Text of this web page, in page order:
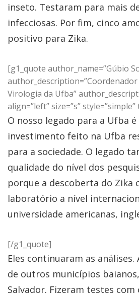
inseto. Testaram para mais
infecciosas. Por fim, cinco
positivo para Zika.
[g1_quote author_name=”Gúbio
Virologia da Ufba”
align=”left” size=”s”
O nosso legado para a Ufba
investimento feito na Ufba
para a sociedade. O legado
qualidade do nível dos
porque a descoberta do Zika
laboratório a nível
universidade americanas,
[/g1_quote]
Eles continuaram as
de outros municípios
Salvador. Fizeram testes